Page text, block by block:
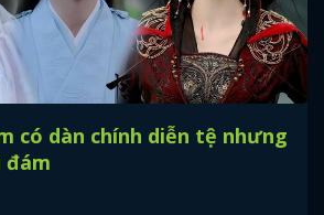
có dàn chính diễn tệ nhưng
đám